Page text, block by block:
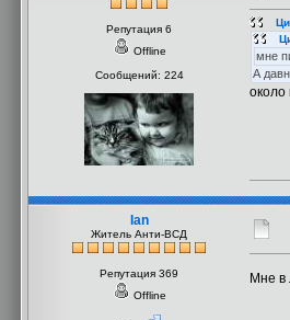
Репутация 6
Offline
Сообщений: 224
мне
А
около
Ian
Житель Анти-ВСД
Репутация 369
Offline
Мне в